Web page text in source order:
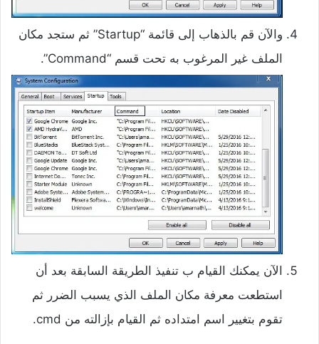
والآن قم بالذهاب إلى قائمة “Startup” ثم ستجد مكان
الملف غير المرغوب به تحت قسم “Command”.
الآن يمكنك القيام ب تنفيذ الطريقة السابقة بعد أن
استطعت معرفة مكان الملف الذي يسبب الضرر ثم
تقوم بتغيير اسم امتداده ثم القيام بإزالته من cmd.